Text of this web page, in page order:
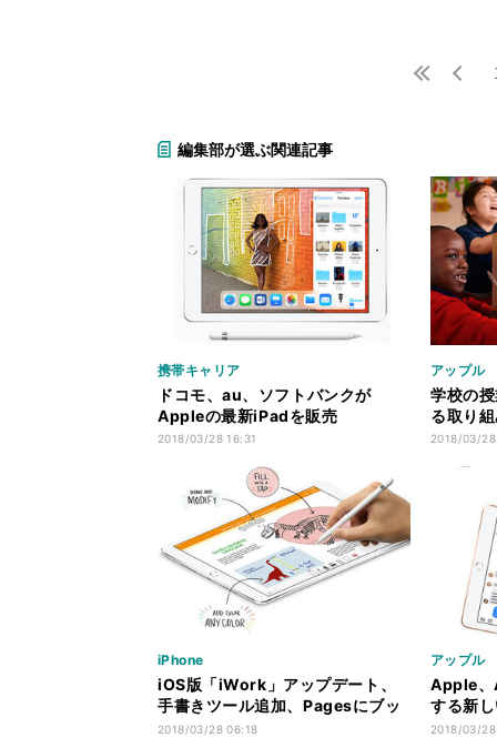
編集部が選ぶ関連記事
携帯キャリア
ドコモ、au、ソフトバンクが
Appleの最新iPadを販売
2018/03/28 16:31
アップル
学校の
る取り
2018/03/
iPhone
iOS版「iWork」アップデート、
手書きツール追加、Pagesにブッ
ク作成機能
2018/03/28 06:18
アップル
Apple、
する新
ルから
2018/03/